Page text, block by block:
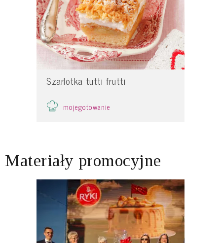
Szarlotka tutti frutti
mojegotowanie
Materiały promocyjne